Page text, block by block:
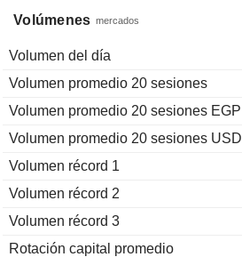
Volúmenes mercados
Volumen del día
Volumen promedio 20 sesiones
Volumen promedio 20 sesiones EGP
Volumen promedio 20 sesiones USD
Volumen récord 1
Volumen récord 2
Volumen récord 3
Rotación capital promedio